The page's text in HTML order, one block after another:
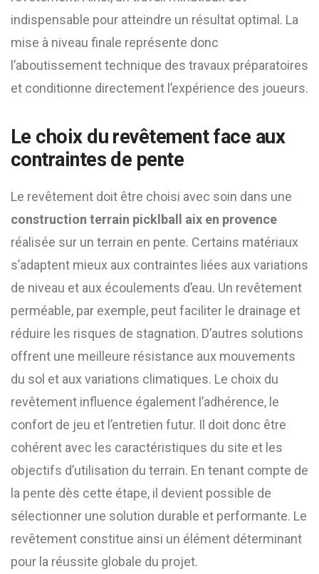
indispensable pour atteindre un résultat optimal. La
mise à niveau finale représente donc
l’aboutissement technique des travaux préparatoires
et conditionne directement l’expérience des joueurs.
Le choix du revêtement face aux
contraintes de pente
Le revêtement doit être choisi avec soin dans une
construction terrain picklball aix en provence
réalisée sur un terrain en pente. Certains matériaux
s’adaptent mieux aux contraintes liées aux variations
de niveau et aux écoulements d’eau. Un revêtement
perméable, par exemple, peut faciliter le drainage et
réduire les risques de stagnation. D’autres solutions
offrent une meilleure résistance aux mouvements
du sol et aux variations climatiques. Le choix du
revêtement influence également l’adhérence, le
confort de jeu et l’entretien futur. Il doit donc être
cohérent avec les caractéristiques du site et les
objectifs d’utilisation du terrain. En tenant compte de
la pente dès cette étape, il devient possible de
sélectionner une solution durable et performante. Le
revêtement constitue ainsi un élément déterminant
pour la réussite globale du projet.